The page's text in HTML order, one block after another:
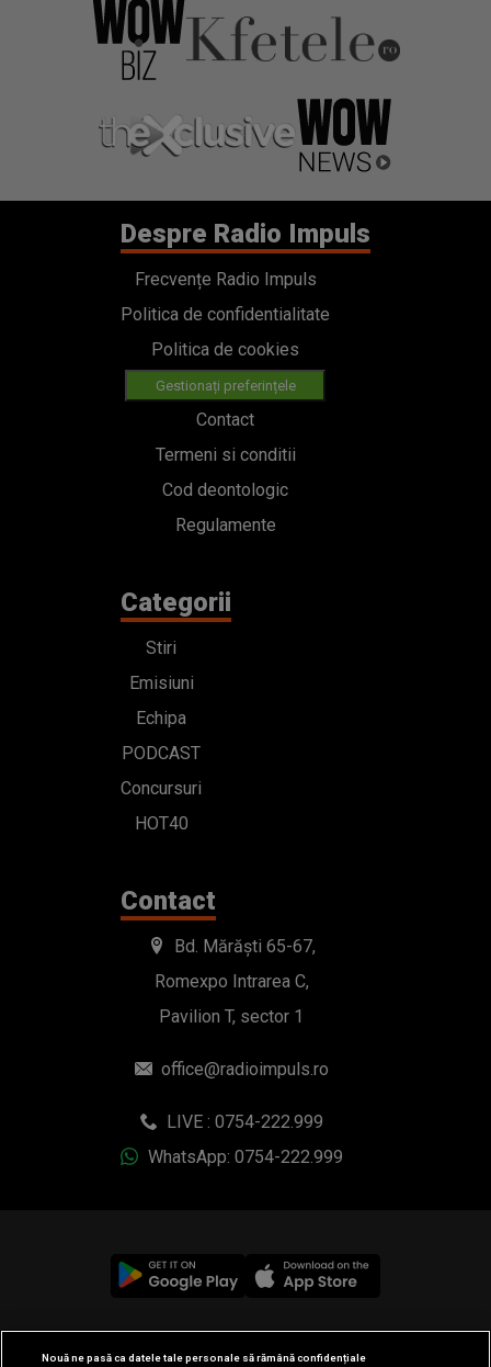
Despre Radio Impuls
Frecvențe Radio Impuls
Politica de confidentialitate
Politica de cookies
Gestionați preferințele
Contact
Termeni si conditii
Cod deontologic
Regulamente
Categorii
Stiri
Emisiuni
Echipa
PODCAST
Concursuri
HOT40
Contact
Bd. Mărăști 65-67,
Romexpo Intrarea C,
Pavilion T, sector 1
office@radioimpuls.ro
LIVE : 0754-222.999
WhatsApp: 0754-222.999
© 2019-2026 DOGAN MEDIA INTERNATIONAL SA, Toate
Nouă ne pasă ca datele tale personale să rămână confidențiale